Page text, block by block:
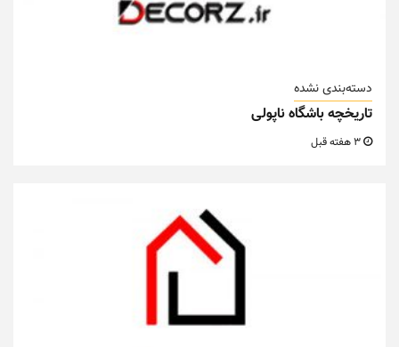
دسته‌بندی نشده
تاریخچه باشگاه ناپولی